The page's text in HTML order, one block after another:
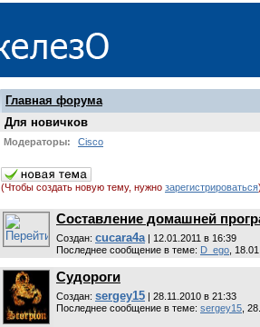
Главная форума
Для новичков
Модераторы: Cisco
(Чтобы создать новую тему, нужно зарегистрироваться
Составление домашней
Cоздан: cucara4a | 12.01.2011 в 16:39
Последнее сообщение в теме: D_ego ,
Судороги
Cоздан: sergey15 | 28.11.2010 в 21:33
Последнее сообщение в теме: sergey15 ,